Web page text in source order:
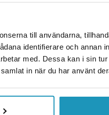
till användarna,
identifierare och annan
med. Dessa kan i sin
in när du har använt